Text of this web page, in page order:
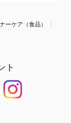
ーケア（食品）
ト